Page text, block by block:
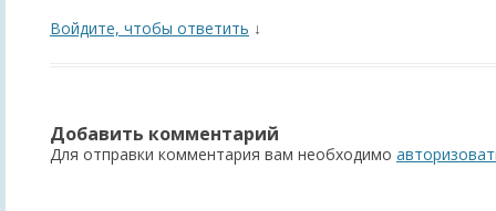
Войдите, чтобы ответить ↓
Добавить комментарий
Для отправки комментария вам необходимо